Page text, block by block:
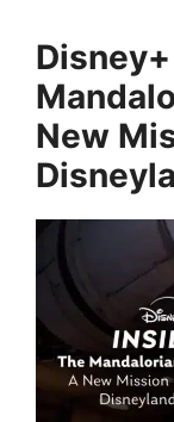
New